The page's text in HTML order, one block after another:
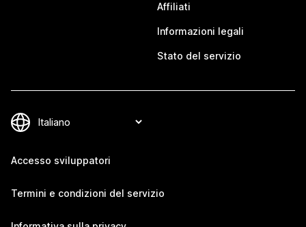
Affiliati
Informazioni legali
Stato del servizio
Accesso sviluppatori
Termini e condizioni del servizio